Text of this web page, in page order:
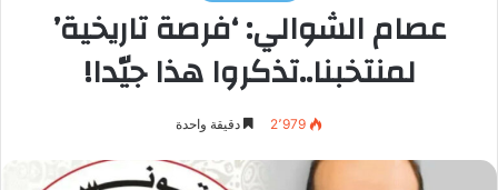
عصام الشوالي: ‘فرصة تاريخية’
لمنتخبنا..تذكروا هذا جيّدا!
2٬979 دقيقة واحدة